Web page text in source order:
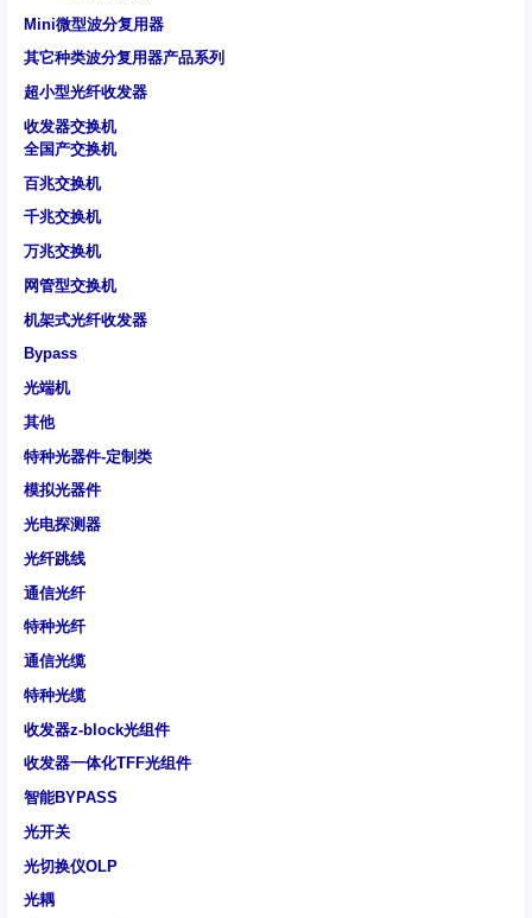
Mini微型波分复用器
其它种类波分复用器产品系列
超小型光纤收发器
收发器交换机
全国产交换机
百兆交换机
千兆交换机
万兆交换机
网管型交换机
机架式光纤收发器
Bypass
光端机
其他
特种光器件-定制类
模拟光器件
光电探测器
光纤跳线
通信光纤
特种光纤
通信光缆
特种光缆
收发器z-block光组件
收发器一体化TFF光组件
智能BYPASS
光开关
光切换仪OLP
光耦